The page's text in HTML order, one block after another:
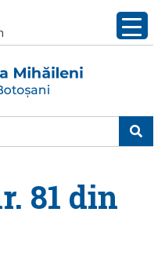
81 din